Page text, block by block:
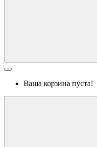
Ваша корзина пуста!